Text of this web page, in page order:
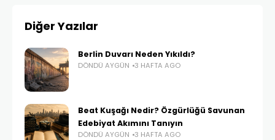
Diğer Yazılar
Berlin Duvarı Neden Yıkıldı?
DÖNDÜ AYGÜN 3 HAFTA AGO
Beat Kuşağı Nedir? Özgürlüğü Savunan
Edebiyat Akımını Tanıyın
DÖNDÜ AYGÜN 3 HAFTA AGO